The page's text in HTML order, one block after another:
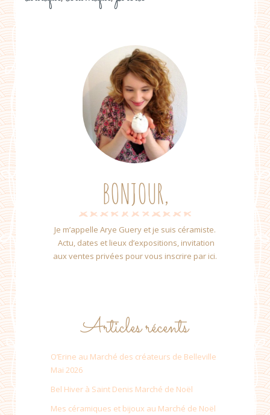
BONJOUR,
Je m’appelle Arye Guery et je suis céramiste.
Actu, dates et lieux d’expositions, invitation
aux ventes privées pour vous inscrire par ici.
Articles récents
O’Erine au Marché des créateurs de Belleville
Mai 2026
Bel Hiver à Saint Denis Marché de Noël
Mes céramiques et bijoux au Marché de Noël